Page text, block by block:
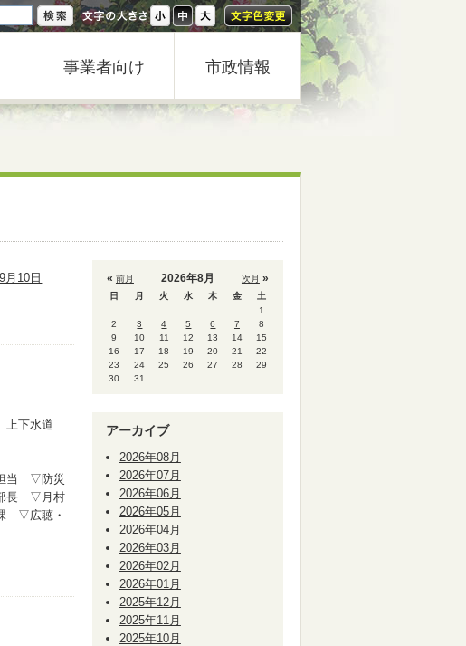
事業者向け 市政情報
月10日
下水道
当 ▽防災
長 ▽月村
▽広聴・
« 前月 次月 »
2026年8月
日 月 火 水 木 金
土
1
2
3 4 5 6 7
8
9
10 11 12 13 14
15
16
17 18 19 20 21
22
23
24 25 26 27 28
29
30
31
アーカイブ
2026年08月
2026年07月
2026年06月
2026年05月
2026年04月
2026年03月
2026年02月
2026年01月
2025年12月
2025年11月
2025年10月